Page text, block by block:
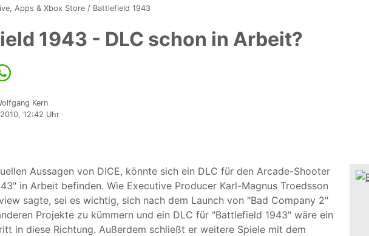
Apps & Xbox Store / Battlefield 1943
1943 - DLC schon in Arbeit?
Kern
12:42 Uhr
Aussagen von DICE, könnte sich ein DLC für den Arcade-Shooter
in Arbeit befinden. Wie Executive Producer Karl-Magnus Troedsson
sagte, sei es wichtig, sich nach dem Launch von "Bad Company 2"
Projekte zu kümmern und ein DLC für "Battlefield 1943" wäre ein
in diese Richtung. Außerdem schließt er weitere Spiele mit dem